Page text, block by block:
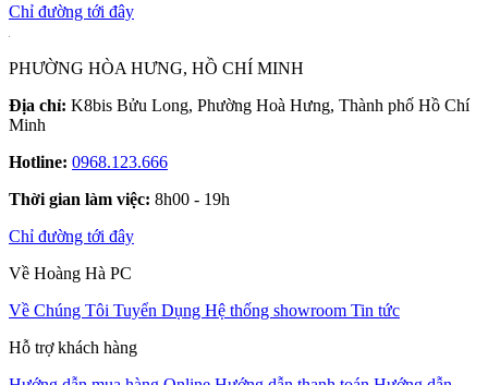
Chỉ đường tới đây
PHƯỜNG HÒA HƯNG, HỒ CHÍ MINH
Địa chỉ: K8bis Bửu Long, Phường Hoà Hưng, Thành phố Hồ Chí
Minh
Hotline: 0968.123.666
Thời gian làm việc: 8h00 - 19h
Chỉ đường tới đây
Về Hoàng Hà PC
Về Chúng Tôi Tuyển Dụng Hệ thống showroom Tin tức
Hỗ trợ khách hàng